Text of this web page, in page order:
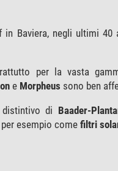
in Baviera, negli ultimi
per la vasta
e Morpheus sono ben
di Baader-
esempio come filtri